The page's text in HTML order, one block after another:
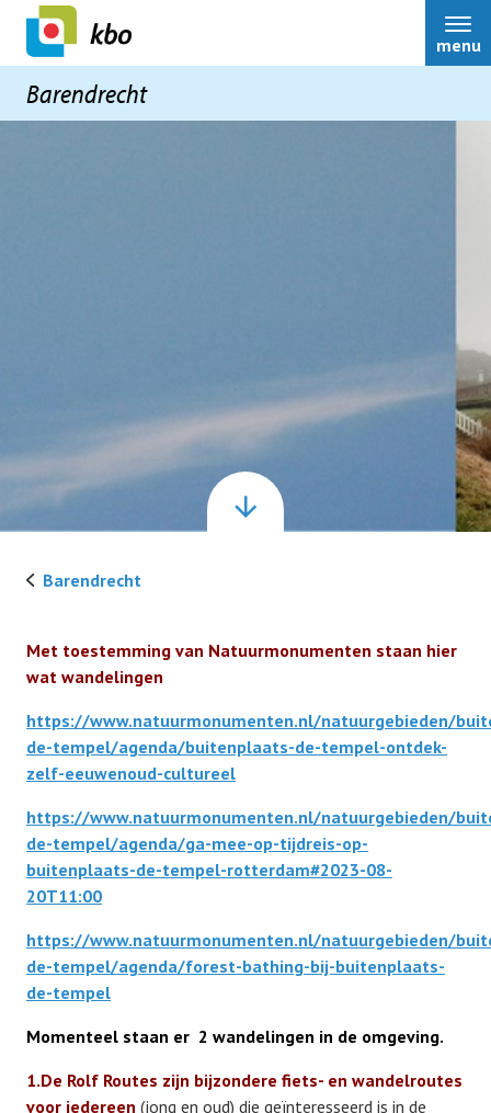
Barendrecht
menu
Terugblikken
Ledenservice
AutoMaatje
Rijbewijskeuring
Tabletcoach
Wandelroutes
Gedichten / Teksten
Bijdrage leveren aan Leden voor Leden?
Over Ons
Bestuur
Lid worden
Barendrecht
Met toestemming van Natuurmonumenten staan hier
wat wandelingen
https://www.natuurmonumenten.nl/natuurgebieden/
de-tempel/agenda/buitenplaats-de-tempel-ontdek-
zelf-eeuwenoud-cultureel
https://www.natuurmonumenten.nl/natuurgebieden/
de-tempel/agenda/ga-mee-op-tijdreis-op-
buitenplaats-de-tempel-rotterdam#2023-08-
20T11:00
https://www.natuurmonumenten.nl/natuurgebieden/
de-tempel/agenda/forest-bathing-bij-buitenplaats-
de-tempel
Momenteel staan er 2 wandelingen in de omgeving.
1.De Rolf Routes zijn bijzondere fiets- en wandelroutes
voor iedereen (jong en oud) die geïnteresseerd is in de